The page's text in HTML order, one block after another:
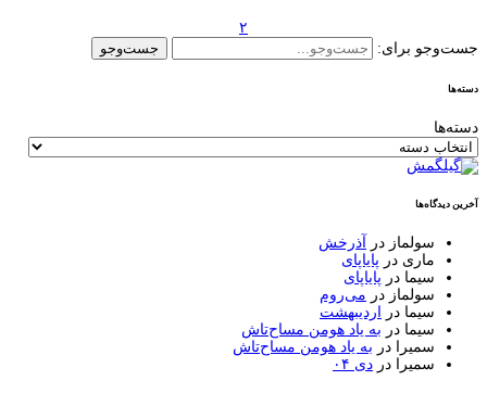
۲
جست‌وجو برای:
دسته‌ها
دسته‌ها
آخرین دیدگاه‌ها
سولماز در آذرخش
ماری در پایاپای
سیما در پایاپای
سولماز در می‌روم
سیما در اردیبهشت
سیما در به یاد هومن مساح‌تاش
سمیرا در به یاد هومن مساح‌تاش
سمیرا در دی ۰۴